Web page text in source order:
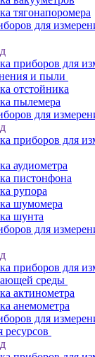
тягонапоромера
для
приборов для
и пыли
отстойника
пылемера
для
приборов для
аудиометра
пистонфона
рупора
шумомера
шунта
для
приборов для
среды
актинометра
анемометра
для
ресурсов